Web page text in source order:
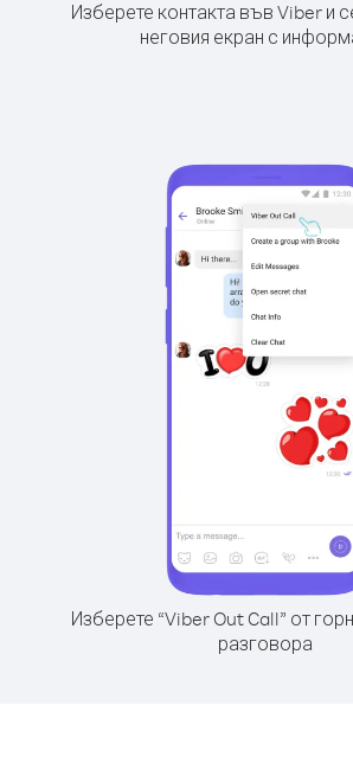
Изберете контакта във Viber и
неговия екран с
Изберете “Viber Out Call” от
разговора